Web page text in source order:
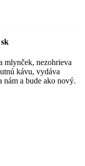
mlynček, nezohrieva
kávu, vydáva
nám a bude ako nový.